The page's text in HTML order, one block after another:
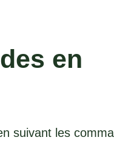
en
suivant les